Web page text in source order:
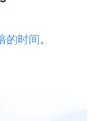
的时间。